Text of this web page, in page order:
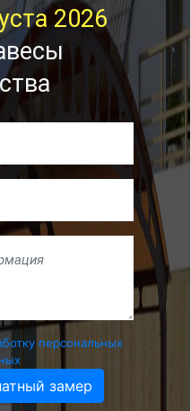
2026
персональных
замер